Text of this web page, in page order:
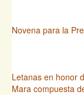
Novena para la
Letanas en honor
Mara compuesta